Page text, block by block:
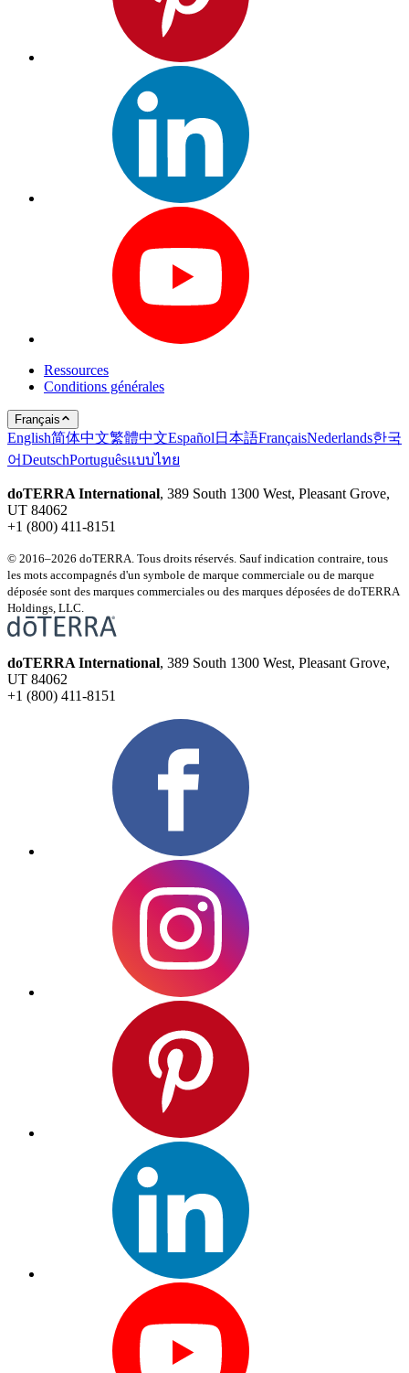
Ressources
Conditions générales
Français
English简体中文繁體中文Español 日本語FrançaisNederlands한국
어DeutschPortuguêsแบบไทย
doTERRA International, 389 South 1300 West, Pleasant Grove,
UT 84062
+1 (800) 411-8151
© 2016–2026 doTERRA. Tous droits réservés. Sauf indication contraire, tous
les mots accompagnés d'un symbole de marque commerciale ou de marque
déposée sont des marques commerciales ou des marques déposées de doTERRA
Holdings, LLC.
doTERRA International, 389 South 1300 West, Pleasant Grove,
UT 84062
+1 (800) 411-8151